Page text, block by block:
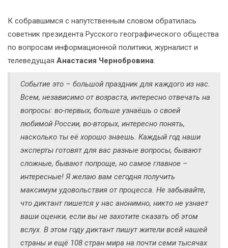
К собравшимся с напутственным словом обратилась
советник президента Русского географического общества
по вопросам информационной политики, журналист и
телеведущая Анастасия Чернобровина:
Событие это – большой праздник для каждого из нас.
Всем, независимо от возраста, интересно отвечать на
вопросы: во-первых, больше узнаёшь о своей
любимой России, во-вторых, интересно понять,
насколько ты её хорошо знаешь. Каждый год наши
эксперты готовят для вас разные вопросы, бывают
сложные, бывают попроще, но самое главное –
интересные! Я желаю вам сегодня получить
максимум удовольствия от процесса. Не забывайте,
что диктант пишется у нас анонимно, никто не узнает
ваши оценки, если вы не захотите сказать об этом
вслух. В этом году диктант пишут жители всей нашей
страны и ещё 108 стран мира на почти семи тысячах